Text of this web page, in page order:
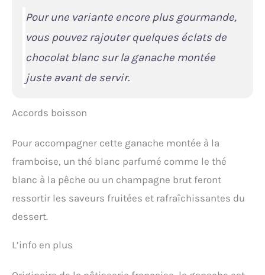
Pour une variante encore plus gourmande,
vous pouvez rajouter quelques éclats de
chocolat blanc sur la ganache montée
juste avant de servir.
Accords boisson
Pour accompagner cette ganache montée à la
framboise, un thé blanc parfumé comme le thé
blanc à la pêche ou un champagne brut feront
ressortir les saveurs fruitées et rafraîchissantes du
dessert.
L’info en plus